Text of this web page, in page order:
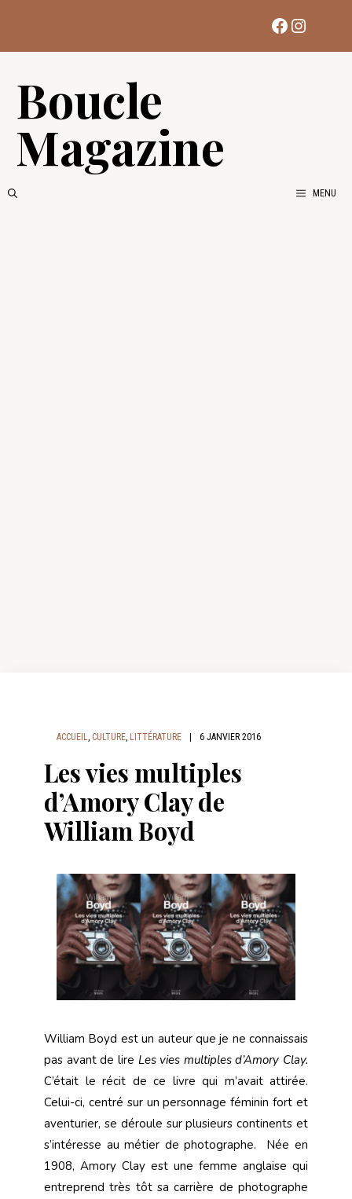
contenu
Facebook
Boucle
Magazine
MENU
ACCUEIL, CULTURE, LITTÉRATURE 6 JANVIER 2016
Les vies multiples
d’Amory Clay de
William Boyd
William Boyd est un auteur que je ne connaissais
pas avant de lire Les vies multiples d’Amory Clay.
C’était le récit de ce livre qui m’avait attirée.
Celui-ci, centré sur un personnage féminin fort et
aventurier, se déroule sur plusieurs continents et
s’intéresse au métier de photographe. Née en
1908, Amory Clay est une femme anglaise qui
entreprend très tôt sa carrière de photographe